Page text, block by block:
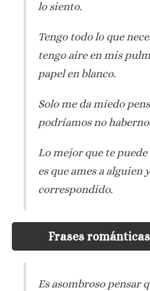
lo siento.
Tengo todo lo que
tengo aire en mis
papel en blanco.
Solo me da miedo
podríamos no
Lo mejor que te
es que ames a alguien
correspondido.
Frases
Es asombroso pensar